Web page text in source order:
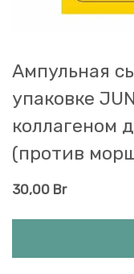
Ампульная
упаковке
коллагеном
(против
30,00 Br